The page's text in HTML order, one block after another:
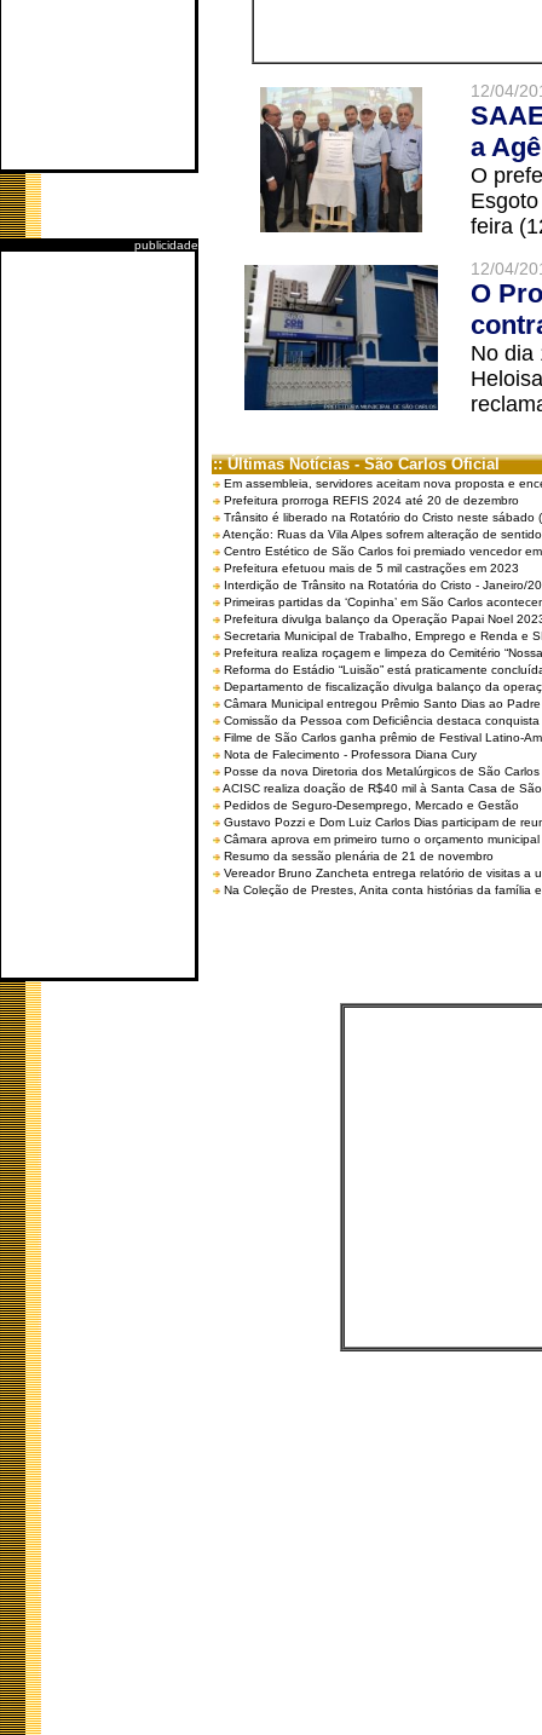
publicidade
12/04/
a
O
feira
12/04/
O
No dia
:: Últimas Notícias - São Carlos Oficial
Em assembleia, servidores aceitam nova proposta e
Prefeitura prorroga REFIS 2024 até 20 de dezembro
Trânsito é liberado na Rotatório do Cristo neste sábado
Atenção: Ruas da Vila Alpes sofrem alteração de
Centro Estético de São Carlos foi premiado vencedor
Prefeitura efetuou mais de 5 mil castrações em 2023
Interdição de Trânsito na Rotatória do Cristo - Janeiro/
Primeiras partidas da ‘Copinha’ em São Carlos
Prefeitura divulga balanço da Operação Papai Noel
Secretaria Municipal de Trabalho, Emprego e Renda e
Prefeitura realiza roçagem e limpeza do Cemitério
Reforma do Estádio “Luisão” está praticamente
Departamento de fiscalização divulga balanço da
Câmara Municipal entregou Prêmio Santo Dias ao
Comissão da Pessoa com Deficiência destaca
Filme de São Carlos ganha prêmio de Festival Latino-
Nota de Falecimento - Professora Diana Cury
Posse da nova Diretoria dos Metalúrgicos de São
ACISC realiza doação de R$40 mil à Santa Casa de
Pedidos de Seguro-Desemprego, Mercado e Gestão
Gustavo Pozzi e Dom Luiz Carlos Dias participam de
Câmara aprova em primeiro turno o orçamento
Resumo da sessão plenária de 21 de novembro
Vereador Bruno Zancheta entrega relatório de visitas a
Na Coleção de Prestes, Anita conta histórias da família